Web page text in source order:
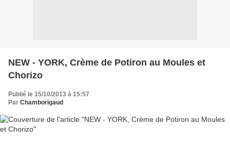
NEW - YORK, Crème de Potiron au Moules et
Chorizo
Publié le 15/10/2013 à 15:57
Par Chamborigaud